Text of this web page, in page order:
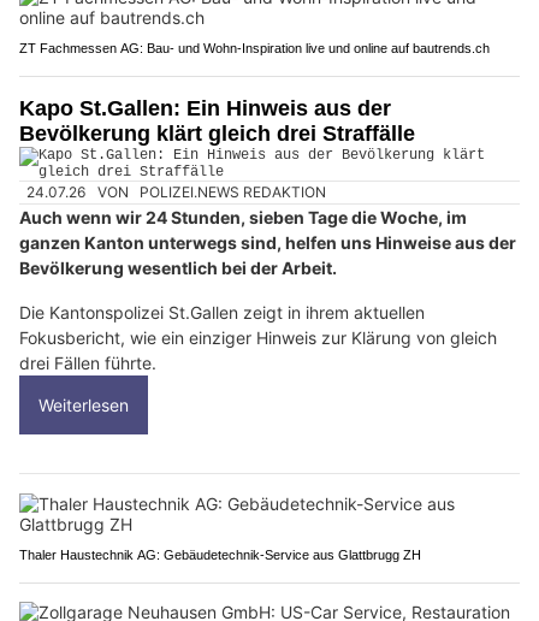
ZT Fachmessen AG: Bau- und Wohn-Inspiration live und online auf bautrends.ch
Kapo St.Gallen: Ein Hinweis aus der
Bevölkerung klärt gleich drei Straffälle
24.07.26 VON POLIZEI.NEWS REDAKTION
Auch wenn wir 24 Stunden, sieben Tage die Woche, im
ganzen Kanton unterwegs sind, helfen uns Hinweise aus der
Bevölkerung wesentlich bei der Arbeit.
Die Kantonspolizei St.Gallen zeigt in ihrem aktuellen
Fokusbericht, wie ein einziger Hinweis zur Klärung von gleich
drei Fällen führte.
Weiterlesen
Thaler Haustechnik AG: Gebäudetechnik-Service aus Glattbrugg ZH